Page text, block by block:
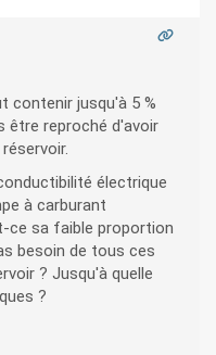
contenir jusqu'à 5 %
être reproché d'avoir
électrique
à carburant
ce sa faible proportion
besoin de tous ces
? Jusqu'à quelle
?